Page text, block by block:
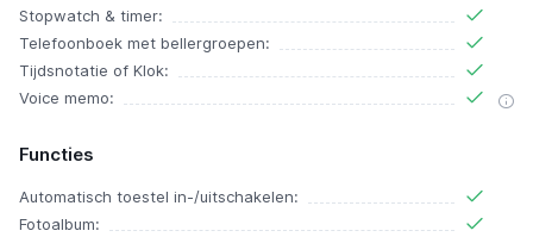
Stopwatch & timer:
Telefoonboek met bellergroepen:
Tijdsnotatie of Klok:
Voice memo:
Functies
Automatisch toestel in-/uitschakelen:
Fotoalbum: